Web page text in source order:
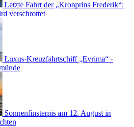
Letzte Fahrt der „Kronprins Frederik“:
verschrottet
Luxus-Kreuzfahrtschiff „Evrima“ -
Sonnenfinsternis am 12. August in